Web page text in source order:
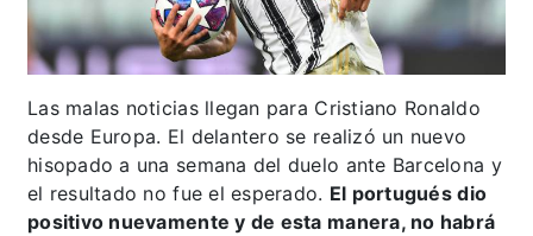
Las malas noticias llegan para Cristiano Ronaldo
desde Europa. El delantero se realizó un nuevo
hisopado a una semana del duelo ante Barcelona y
el resultado no fue el esperado. El portugués dio
positivo nuevamente y de esta manera, no habrá